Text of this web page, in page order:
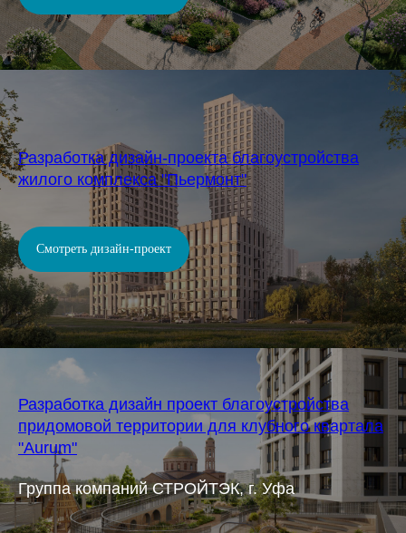
Разработка дизайн-проекта благоустройства
жилого комплекса "Пьермонт"
Смотреть дизайн-проект
Разработка дизайн проект благоустройства
придомовой территории для клубного квартала
"Aurum"
Группа компаний СТРОЙТЭК, г. Уфа